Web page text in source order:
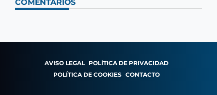
COMENTARIOS
AVISO LEGAL POLÍTICA DE PRIVACIDAD
POLÍTICA DE COOKIES CONTACTO